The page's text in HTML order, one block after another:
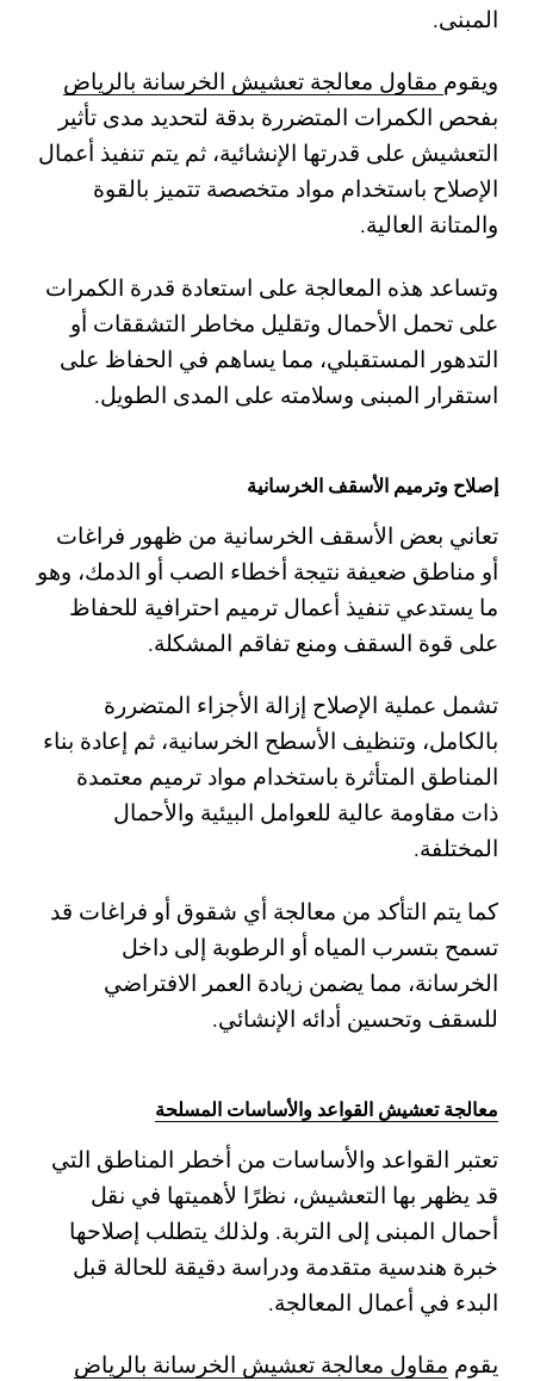
المبنى.
ويقوم مقاول معالجة تعشيش الخرسانة بالرياض
بفحص الكمرات المتضررة بدقة لتحديد مدى تأثير
التعشيش على قدرتها الإنشائية، ثم يتم تنفيذ أعمال
الإصلاح باستخدام مواد متخصصة تتميز بالقوة
والمتانة العالية.
وتساعد هذه المعالجة على استعادة قدرة الكمرات
على تحمل الأحمال وتقليل مخاطر التشققات أو
التدهور المستقبلي، مما يساهم في الحفاظ على
استقرار المبنى وسلامته على المدى الطويل.
إصلاح وترميم الأسقف الخرسانية
تعاني بعض الأسقف الخرسانية من ظهور فراغات
أو مناطق ضعيفة نتيجة أخطاء الصب أو الدمك، وهو
ما يستدعي تنفيذ أعمال ترميم احترافية للحفاظ
على قوة السقف ومنع تفاقم المشكلة.
تشمل عملية الإصلاح إزالة الأجزاء المتضررة
بالكامل، وتنظيف الأسطح الخرسانية، ثم إعادة بناء
المناطق المتأثرة باستخدام مواد ترميم معتمدة
ذات مقاومة عالية للعوامل البيئية والأحمال
المختلفة.
كما يتم التأكد من معالجة أي شقوق أو فراغات قد
تسمح بتسرب المياه أو الرطوبة إلى داخل
الخرسانة، مما يضمن زيادة العمر الافتراضي
للسقف وتحسين أدائه الإنشائي.
معالجة تعشيش القواعد والأساسات المسلحة
تعتبر القواعد والأساسات من أخطر المناطق التي
قد يظهر بها التعشيش، نظرًا لأهميتها في نقل
أحمال المبنى إلى التربة. ولذلك يتطلب إصلاحها
خبرة هندسية متقدمة ودراسة دقيقة للحالة قبل
البدء في أعمال المعالجة.
يقوم مقاول معالجة تعشيش الخرسانة بالرياض